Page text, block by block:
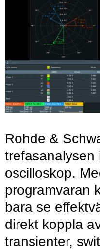
Rohde &
trefasanalysen
oscilloskop.
programvaran
bara se
direkt koppla
transienter,